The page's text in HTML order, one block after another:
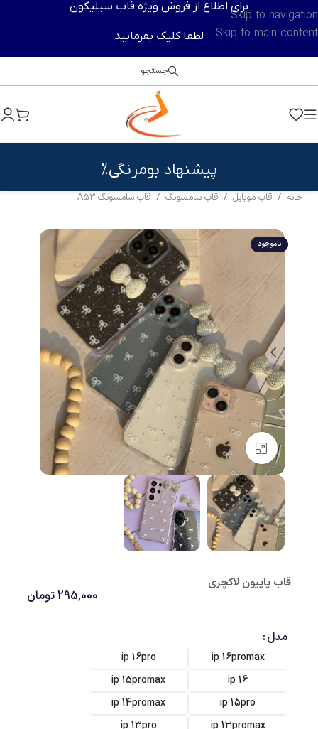
Skip to navigation
Skip to main content
برای اطلاع از فروش ویژه قاب سیلیکون
لطفا کلیک بفرمایید
جستجو
پیشنهاد بومرنگی%
خانه / قاب موبایل / قاب سامسونگ / قاب سامسونگ A53
ناموجود
بزرگنمایی تصویر
قاب پاپیون لاکچری
295,000تومان
مدل
ip 16promax
ip 16pro
ip 16
ip 15promax
ip 15pro
ip 14promax